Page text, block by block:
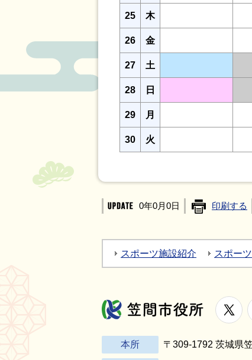
25 木
26 金
27 土
28 日
29 月
30 火
0年0月0日 印刷する
スポーツ施設紹介 スポー
笠間市 X
本所 〒309-1792 茨城県